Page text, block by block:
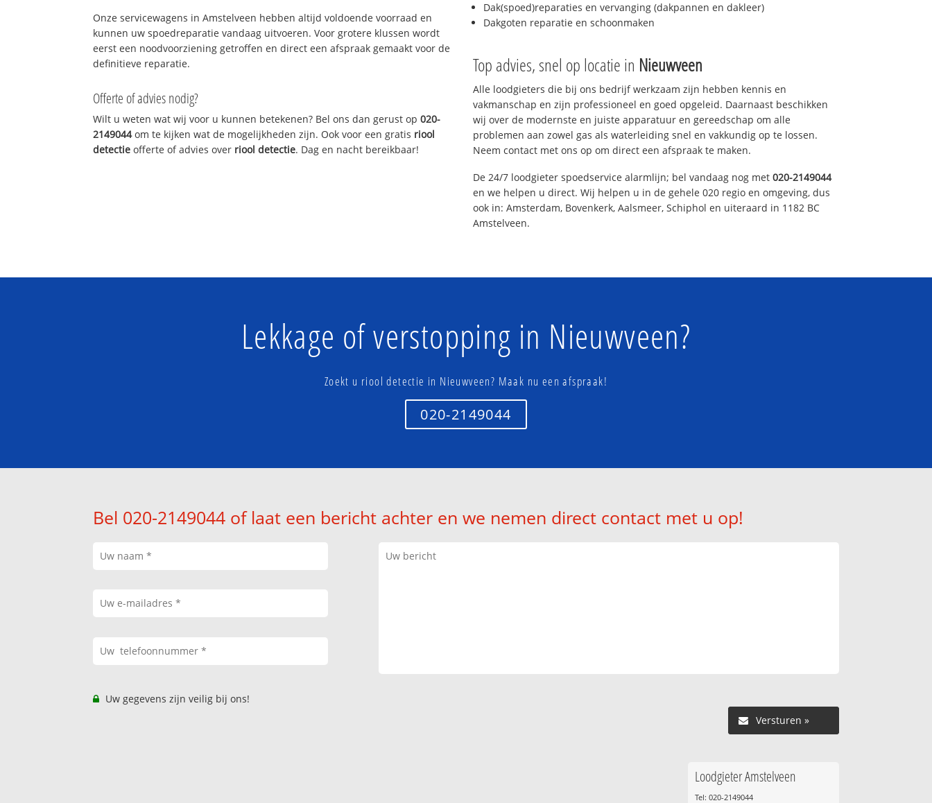
Onze servicewagens in Amstelveen hebben altijd voldoende voorraad en
kunnen uw spoedreparatie vandaag uitvoeren. Voor grotere klussen wordt
eerst een noodvoorziening getroffen en direct een afspraak gemaakt voor de
definitieve reparatie.
Offerte of advies nodig?
Wilt u weten wat wij voor u kunnen betekenen? Bel ons dan gerust op020-
2149044om te kijken wat de mogelijkheden zijn. Ook voor een gratis riool
detectie offerte of advies over riool detectie. Dag en nacht bereikbaar!
Dak(spoed)reparaties en vervanging (dakpannen en dakleer)
Dakgoten reparatie en schoonmaken
Top advies, snel op locatie in Nieuwveen
Alle loodgieters die bij ons bedrijf werkzaam zijn hebben kennis en
vakmanschap en zijn professioneel en goed opgeleid. Daarnaast beschikken
wij over de modernste en juiste apparatuur en gereedschap om alle
problemen aan zowel gas als waterleiding snel en vakkundig op te lossen.
Neem contact met ons op om direct een afspraak te maken.
De 24/7 loodgieter spoedservice alarmlijn; bel vandaag nog met 020-2149044
en we helpen u direct. Wij helpen u in de gehele 020 regio en omgeving, dus
ook in: Amsterdam, Bovenkerk, Aalsmeer, Schiphol en uiteraard in 1182 BC
Amstelveen.
Lekkage of verstopping in Nieuwveen?
Zoekt u riool detectie in Nieuwveen? Maak nu een afspraak!
020-2149044
Bel 020-2149044 of laat een bericht achter en we nemen direct contact met u op!
Uw gegevens zijn veilig bij ons!
Versturen »
Loodgieter Amstelveen
Tel: 020-2149044